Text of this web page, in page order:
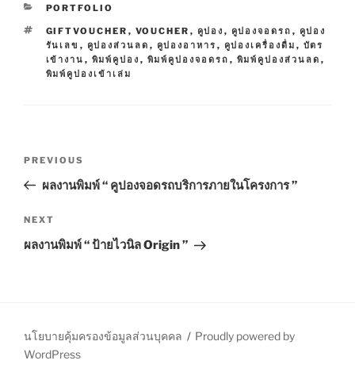
C
T
E
G
O
PORTFOLIO
T
A
G
S
GIFTVOUCHER , VOUCHER , คูปอง , คูปองจอดรถ , คูปอง
รันเลข , คูปองส่วนลด , คูปองอาหาร , คูปองเครื่องดื่ม , บัตร
เข้างาน , พิมพ์คูปอง , พิมพ์คูปองจอดรถ , พิมพ์คูปองส่วนลด ,
พิมพ์คูปองเข้าเล่ม
s
t
n
g
a
P
r
v
i
o
s
PREVIOUS
ผลงานพิมพ์ “ คูปองจอดรถบริการภายในโครงการ ”
N
e
s
t
NEXT
ผลงานพิมพ์ “ ป้ายไวนิล Origin ”
นโยบายคุ้มครองข้อมูลส่วนบุคคล
Proudly powered by
WordPress